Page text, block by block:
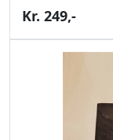
Kr. 249,-